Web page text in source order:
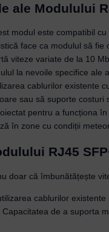
ale Modulului
modul este compatibil
face ca modulul să
viteze variate de la 10
la nevoile specifice
cablurilor existente
sau să suporte
pentru a funcționa
în zone cu condiții
RJ45
doar că îmbunătățește
cablurilor
Capacitatea de a suporta